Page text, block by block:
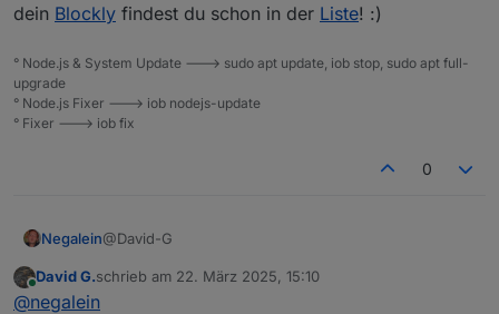
dein Blockly findest du schon in der Liste! :)
° Node.js & System Update ---> sudo apt update, iob stop, sudo apt full-
upgrade
° Node.js Fixer ---> iob nodejs-update
° Fixer ---> iob fix
0
Negalein@David-G
deinBlocklyfindest du schon in der
Online
David G.schrieb am 22. März 2025, 15:10
zuletzt editiert von
@negalein